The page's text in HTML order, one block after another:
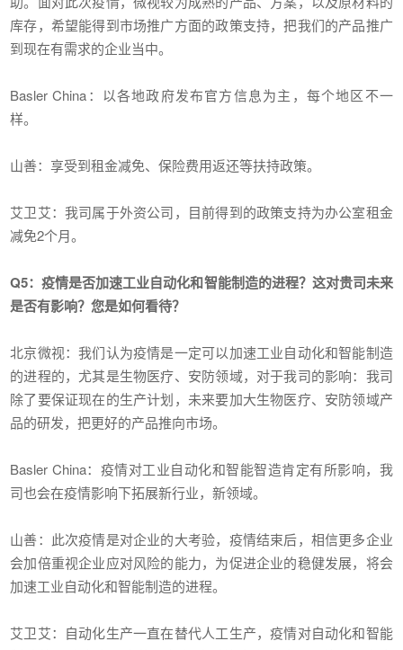
库存，希望能得到市场推广方面的政策支持，把我们的产品推广
到现在有需求的企业当中。
Basler China：以各地政府发布官方信息为主，每个地区不一
样。
山善：享受到租金减免、保险费用返还等扶持政策。
艾卫艾：我司属于外资公司，目前得到的政策支持为办公室租金
减免2个月。
Q5：疫情是否加速工业自动化和智能制造的进程？这对贵司未来
是否有影响？您是如何看待？
北京微视：我们认为疫情是一定可以加速工业自动化和智能制造
的进程的，尤其是生物医疗、安防领域，对于我司的影响：我司
除了要保证现在的生产计划，未来要加大生物医疗、安防领域产
品的研发，把更好的产品推向市场。
Basler China：疫情对工业自动化和智能智造肯定有所影响，我
司也会在疫情影响下拓展新行业，新领域。
山善：此次疫情是对企业的大考验，疫情结束后，相信更多企业
会加倍重视企业应对风险的能力，为促进企业的稳健发展，将会
加速工业自动化和智能制造的进程。
艾卫艾：自动化生产一直在替代人工生产，疫情对自动化和智能